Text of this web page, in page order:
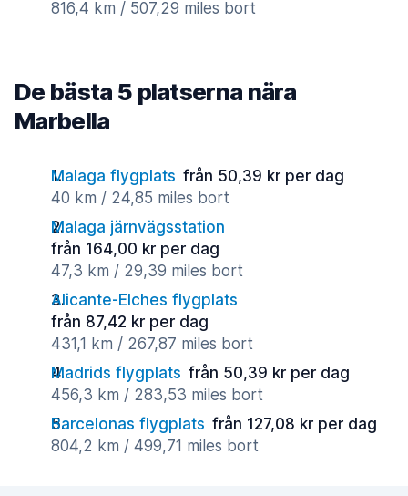
816,4 km / 507,29 miles bort
De bästa 5 platserna nära
Marbella
Malaga flygplats från 50,39 kr per dag
40 km / 24,85 miles bort
Malaga järnvägsstation
från 164,00 kr per dag
47,3 km / 29,39 miles bort
Alicante-Elches flygplats
från 87,42 kr per dag
431,1 km / 267,87 miles bort
Madrids flygplats från 50,39 kr per dag
456,3 km / 283,53 miles bort
Barcelonas flygplats från 127,08 kr per dag
804,2 km / 499,71 miles bort